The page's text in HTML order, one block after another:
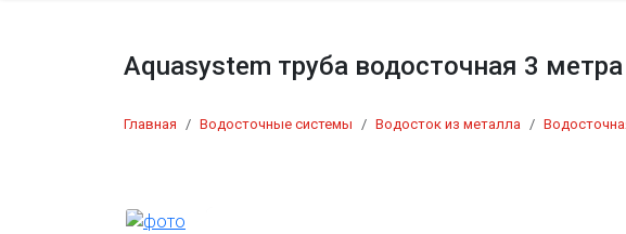
Aquasystem труба водосточная 3
Главная Водосточные системы Водосток из металла